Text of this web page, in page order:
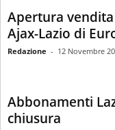
Apertura
Ajax-Lazio di
Redazione - 12 Novembre
Abbonamenti
chiusura